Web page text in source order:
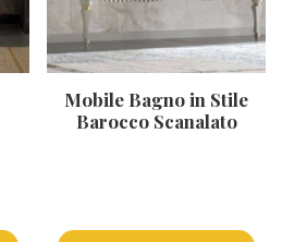
Mobile Bagno in Stile
Barocco Scanalato